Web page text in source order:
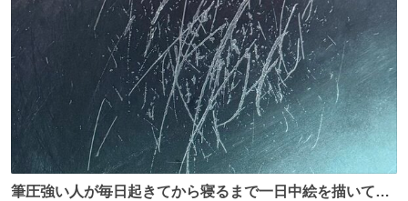
数
筆圧強い人が毎日起きてから寝るまで一日中絵を描いてる